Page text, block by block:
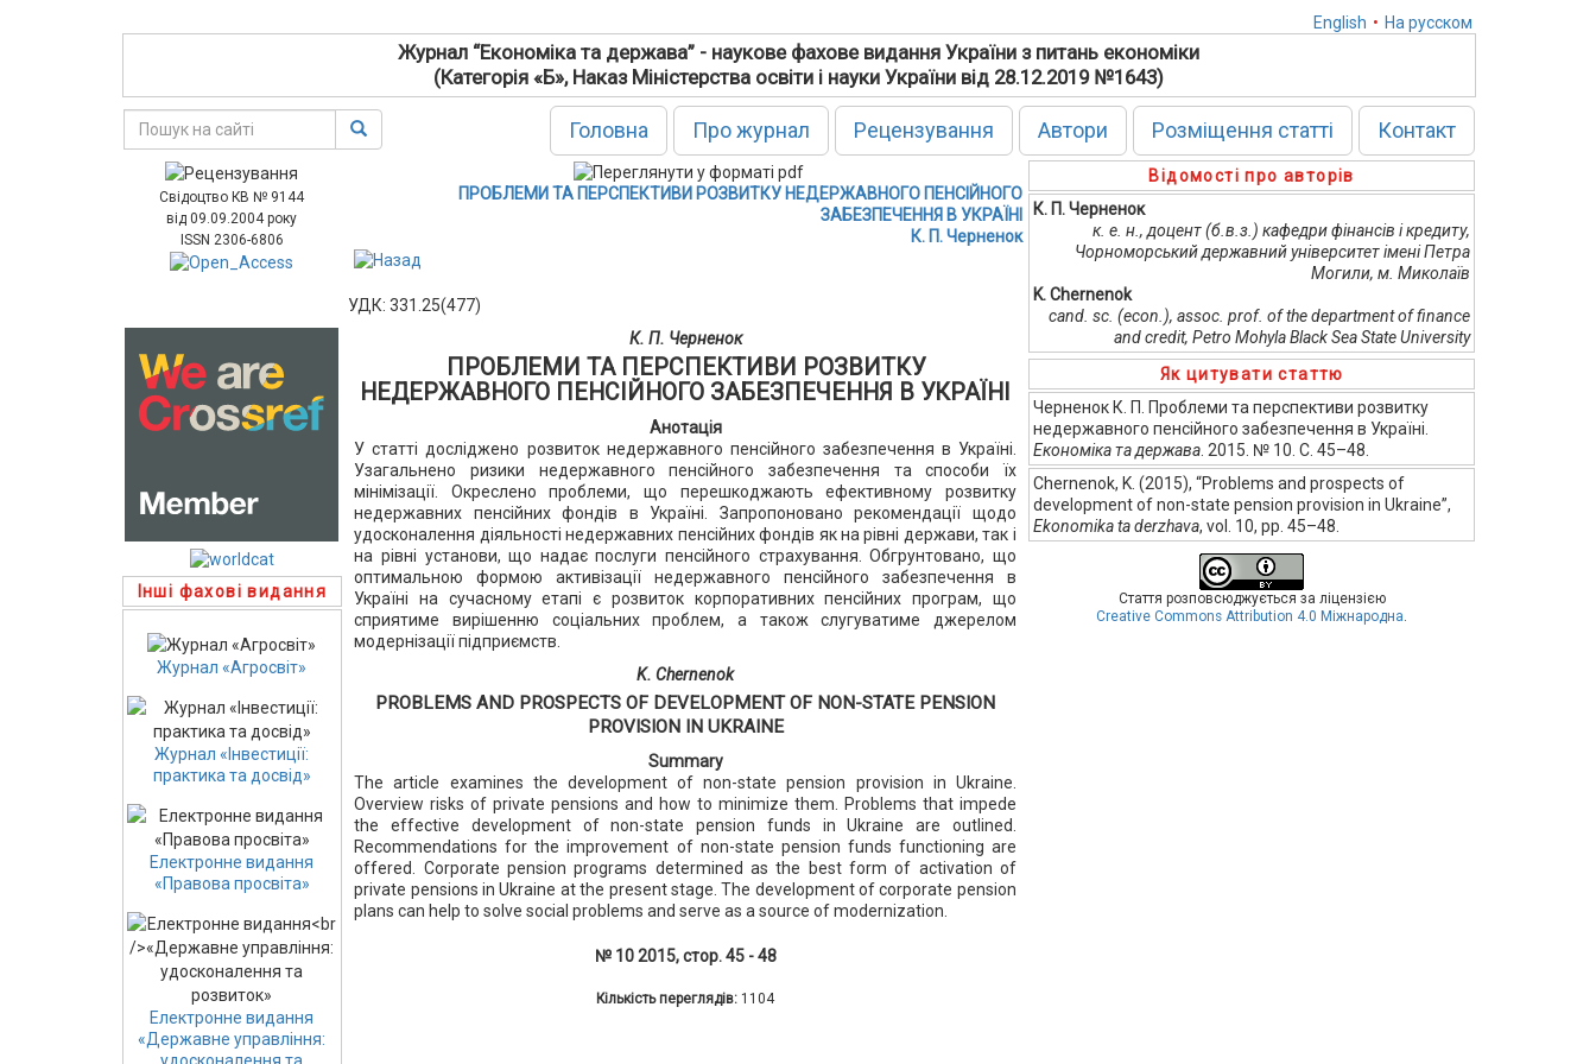
English • На русском
Журнал “Економіка та держава” - наукове фахове видання України з питань економіки
(Категорія «Б», Наказ Міністерства освіти і науки України від 28.12.2019 №1643)
Головна Про журнал Рецензування Автори Розміщення статті Контакт
Свідоцтво КВ № 9144
від 09.09.2004 року
ISSN 2306-6806
Інші фахові видання
Журнал «Агросвіт»
Журнал «Інвестиції:
практика та досвід»
Електронне видання
«Правова просвіта»
Електронне видання
«Державне управління:
ПРОБЛЕМИ ТА ПЕРСПЕКТИВИ РОЗВИТКУ НЕДЕРЖАВНОГО ПЕНСІЙНОГО
ЗАБЕЗПЕЧЕННЯ В УКРАЇНІ
К. П. Черненок
УДК: 331.25(477)
К. П. Черненок
ПРОБЛЕМИ ТА ПЕРСПЕКТИВИ РОЗВИТКУ
НЕДЕРЖАВНОГО ПЕНСІЙНОГО ЗАБЕЗПЕЧЕННЯ В УКРАЇНІ
Анотація
У статті досліджено розвиток недержавного пенсійного забезпечення в Україні.
Узагальнено ризики недержавного пенсійного забезпечення та способи їх
мінімізації. Окреслено проблеми, що перешкоджають ефективному розвитку
недержавних пенсійних фондів в Україні. Запропоновано рекомендації щодо
удосконалення діяльності недержавних пенсійних фондів як на рівні держави, так і
на рівні установи, що надає послуги пенсійного страхування. Обгрунтовано, що
оптимальною формою активізації недержавного пенсійного забезпечення в
Україні на сучасному етапі є розвиток корпоративних пенсійних програм, що
сприятиме вирішенню соціальних проблем, а також слугуватиме джерелом
модернізації підприємств.
K. Chernenok
PROBLEMS AND PROSPECTS OF DEVELOPMENT OF NON-STATE PENSION
PROVISION IN UKRAINE
Summary
The article examines the development of non-state pension provision in Ukraine.
Overview risks of private pensions and how to minimize them. Problems that impede
the effective development of non-state pension funds in Ukraine are outlined.
Recommendations for the improvement of non-state pension funds functioning are
offered. Corporate pension programs determined as the best form of activation of
private pensions in Ukraine at the present stage. The development of corporate pension
plans can help to solve social problems and serve as a source of modernization.
№ 10 2015, стор. 45 - 48
Кількість переглядів: 1104
Відомості про авторів
К. П. Черненок
к. е. н., доцент (б.в.з.) кафедри фінансів і кредиту,
Чорноморський державний університет імені Петра
Могили, м. Миколаїв
K. Chernenok
cand. sc. (econ.), assoc. prof. of the department of finance
and credit, Petro Mohyla Black Sea State University
Як цитувати статтю
Черненок К. П. Проблеми та перспективи розвитку
недержавного пенсійного забезпечення в Україні.
Економіка та держава. 2015. № 10. С. 45–48.
Chernenok, K. (2015), “Problems and prospects of
development of non-state pension provision in Ukraine”,
Ekonomika ta derzhava, vol. 10, pp. 45–48.
Стаття розповсюджується за ліцензією
Creative Commons Attribution 4.0 Міжнародна.